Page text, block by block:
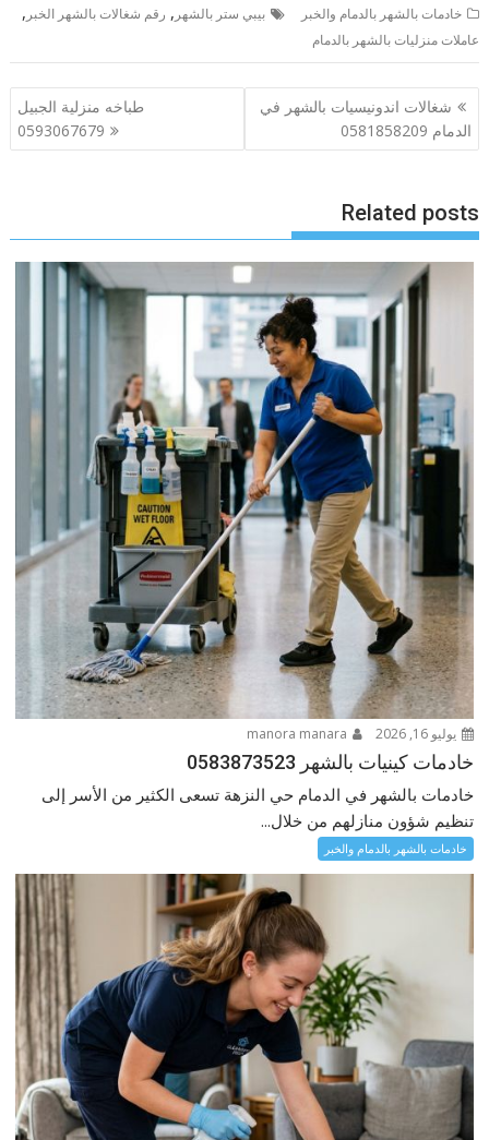
خادمات بالشهر بالدمام والخبر بيبي ستر بالشهر , رقم شغالات بالشهر الخبر ,
عاملات منزليات بالشهر بالدمام
تصفّح
المقالات
شغالات اندونيسيات بالشهر في
الدمام 0581858209
طباخه منزلية الجبيل
0593067679
Related posts
يوليو 16, 2026
خادمات كينيات بالشهر 0583873523
خادمات بالشهر في الدمام حي النزهة تسعى الكثير من الأسر إلى
تنظيم شؤون منازلهم من خلال...
خادمات بالشهر بالدمام والخبر